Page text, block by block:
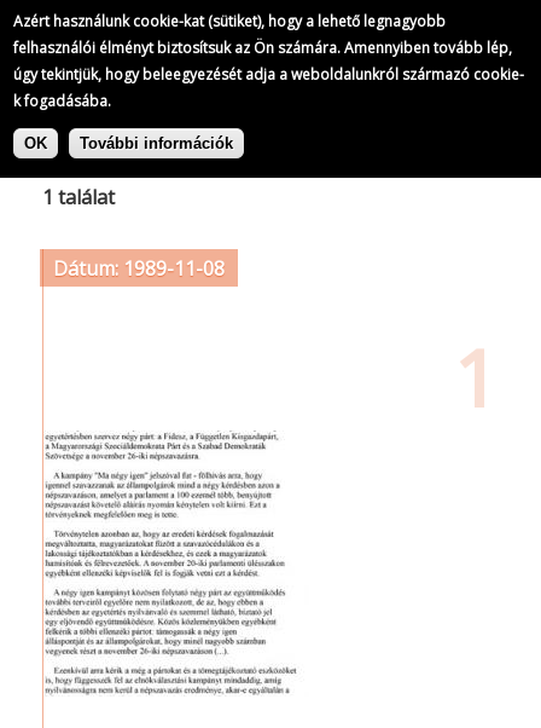
Azért használunk cookie-kat (sütiket), hogy a lehető legnagyobb
felhasználói élményt biztosítsuk az Ön számára. Amennyiben tovább lép,
úgy tekintjük, hogy beleegyezését adja a weboldalunkról származó cookie-
k fogadásába.
OK További információk
Ugrás
Címke: Litván Szabadság Liga
1 találat
Dátum: 1989-11-08
1